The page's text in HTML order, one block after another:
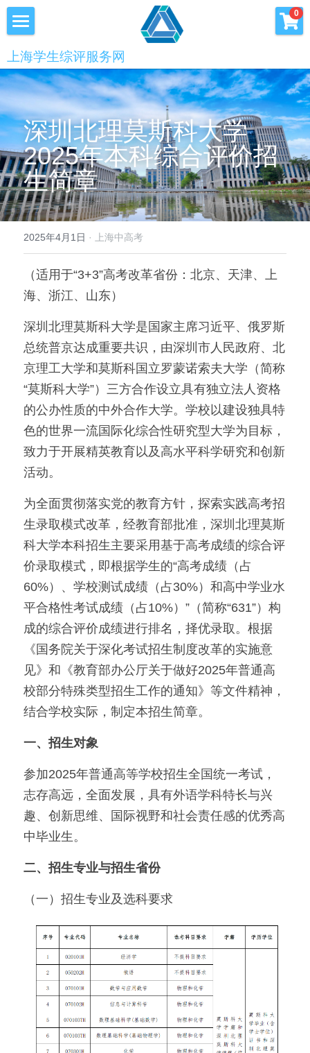
上海学生综评服务网
0
初中综评
高中综评
上海中高考
服务中心
学术提升
科创书店
心理咨询
美国高中NRCA
美国高中DC
Waterloo School
精品课程
法语学习
会员服务
新闻消息
联系我们
深圳北理莫斯科大学
2025年本科综合评价招
生简章
2025年4月1日 · 上海中高考
（适用于“3+3”高考改革省份：北京、天津、上
海、浙江、山东）
深圳北理莫斯科大学是国家主席习近平、俄罗斯
总统普京达成重要共识，由深圳市人民政府、北
京理工大学和莫斯科国立罗蒙诺索夫大学（简称
“莫斯科大学”）三方合作设立具有独立法人资格
的公办性质的中外合作大学。学校以建设独具特
色的世界一流国际化综合性研究型大学为目标，
致力于开展精英教育以及高水平科学研究和创新
活动。
为全面贯彻落实党的教育方针，探索实践高考招
生录取模式改革，经教育部批准，深圳北理莫斯
科大学本科招生主要采用基于高考成绩的综合评
价录取模式，即根据学生的“高考成绩（占
60%）、学校测试成绩（占30%）和高中学业水
平合格性考试成绩（占10%）”（简称“631”）构
成的综合评价成绩进行排名，择优录取。根据
《国务院关于深化考试招生制度改革的实施意
见》和《教育部办公厅关于做好2025年普通高
校部分特殊类型招生工作的通知》等文件精神，
结合学校实际，制定本招生简章。
一、招生对象
参加2025年普通高等学校招生全国统一考试，
志存高远，全面发展，具有外语学科特长与兴
趣、创新思维、国际视野和社会责任感的优秀高
中毕业生。
二、招生专业与招生省份
（一）招生专业及选科要求
×
商品分类
优沃家教
青少年科创书店